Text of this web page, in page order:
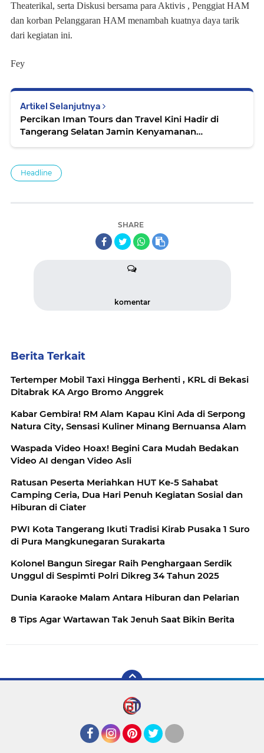
Theaterikal, serta Diskusi bersama para Aktivis , Penggiat HAM
dan korban Pelanggaran HAM menambah kuatnya daya tarik
dari kegiatan ini.
Fey
Artikel Selanjutnya
Percikan Iman Tours dan Travel Kini Hadir di
Tangerang Selatan Jamin Kenyamanan
Headline
SHARE
komentar
Berita Terkait
Tertemper Mobil Taxi Hingga Berhenti , KRL di Bekasi
Ditabrak KA Argo Bromo Anggrek
Kabar Gembira! RM Alam Kapau Kini Ada di Serpong
Natura City, Sensasi Kuliner Minang Bernuansa Alam
Waspada Video Hoax! Begini Cara Mudah Bedakan
Video AI dengan Video Asli
Ratusan Peserta Meriahkan HUT Ke-5 Sahabat
Camping Ceria, Dua Hari Penuh Kegiatan Sosial dan
Hiburan di Ciater
PWI Kota Tangerang Ikuti Tradisi Kirab Pusaka 1 Suro
di Pura Mangkunegaran Surakarta
Kolonel Bangun Siregar Raih Penghargaan Serdik
Unggul di Sespimti Polri Dikreg 34 Tahun 2025
Dunia Karaoke Malam Antara Hiburan dan Pelarian
8 Tips Agar Wartawan Tak Jenuh Saat Bikin Berita